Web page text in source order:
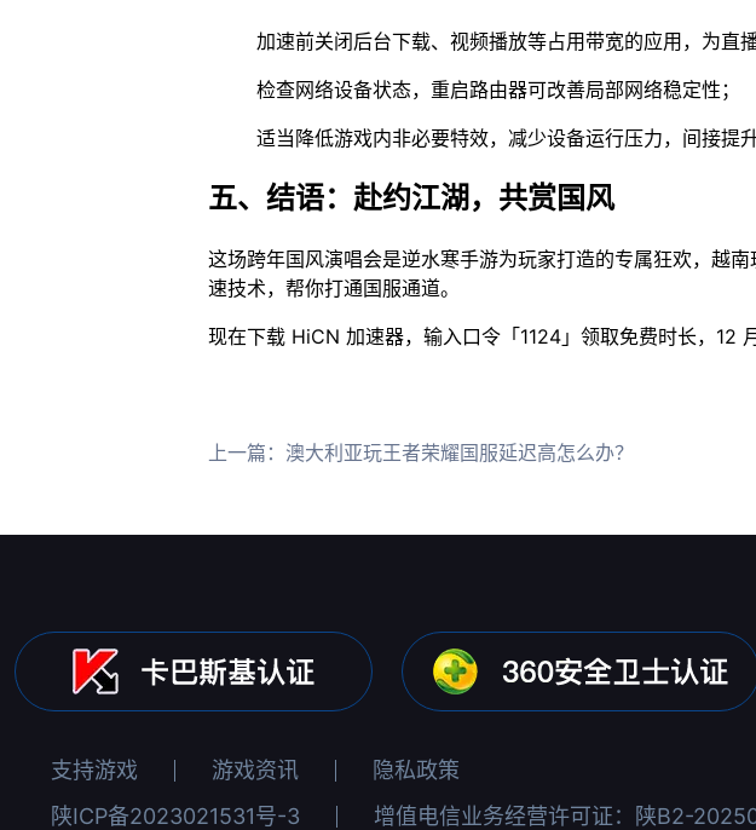
加速前关闭后台下载、视频播放等占用带宽的应用，为直
检查网络设备状态，重启路由器可改善局部网络稳定性；
适当降低游戏内非必要特效，减少设备运行压力，间接提
五、结语：赴约江湖，共赏国风
这场跨年国风演唱会是逆水寒手游为玩家打造的专属狂欢，越
速技术，帮你打通国服通道。
现在下载 HiCN 加速器，输入口令「1124」领取免费时长，12
上一篇： 澳大利亚玩王者荣耀国服延迟高怎么办？
支持游戏 游戏资讯
隐私政策
陕ICP备2023021531号-3
增值电信业务经营许可证：陕B2-